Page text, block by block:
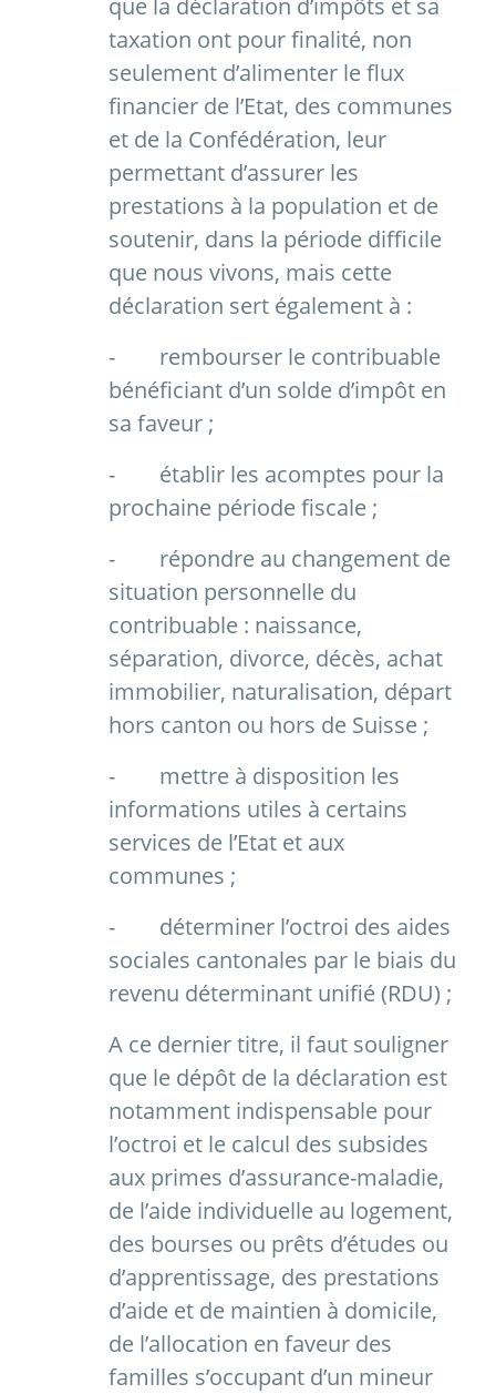
que la déclaration d’impôts et sa
taxation ont pour finalité, non
seulement d’alimenter le flux
financier de l’Etat, des communes
et de la Confédération, leur
permettant d’assurer les
prestations à la population et de
soutenir, dans la période difficile
que nous vivons, mais cette
déclaration sert également à :
-
rembourser le contribuable
bénéficiant d’un solde d’impôt en
sa faveur ;
-
établir les acomptes pour la
prochaine période fiscale ;
-
répondre au changement de
situation personnelle du
contribuable : naissance,
séparation, divorce, décès, achat
immobilier, naturalisation, départ
hors canton ou hors de Suisse ;
-
mettre à disposition les
informations utiles à certains
services de l’Etat et aux
communes ;
-
déterminer l’octroi des aides
sociales cantonales par le biais du
revenu déterminant unifié (RDU) ;
A ce dernier titre, il faut souligner
que le dépôt de la déclaration est
notamment indispensable pour
l’octroi et le calcul des subsides
aux primes d’assurance-maladie,
de l’aide individuelle au logement,
des bourses ou prêts d’études ou
d’apprentissage, des prestations
d’aide et de maintien à domicile,
de l’allocation en faveur des
familles s’occupant d’un mineur